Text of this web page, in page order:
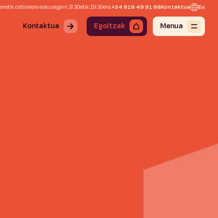
ostiralera eskuragarri, 8:30etik 19:30era.+34 919 49 91 68Kontaktua Eu
Kontaktua Egoitzak Menua